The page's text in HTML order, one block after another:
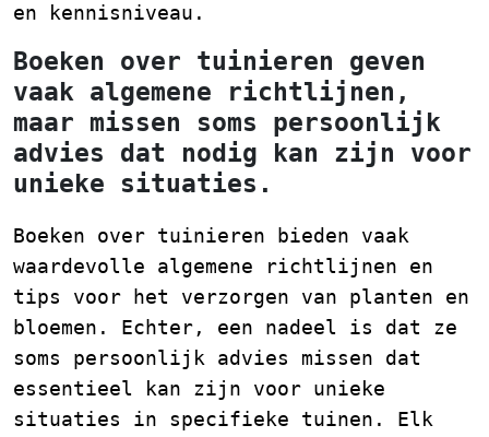
en kennisniveau.
Boeken over tuinieren geven
vaak algemene richtlijnen,
maar missen soms persoonlijk
advies dat nodig kan zijn voor
unieke situaties.
Boeken over tuinieren bieden vaak
waardevolle algemene richtlijnen en
tips voor het verzorgen van planten en
bloemen. Echter, een nadeel is dat ze
soms persoonlijk advies missen dat
essentieel kan zijn voor unieke
situaties in specifieke tuinen. Elk